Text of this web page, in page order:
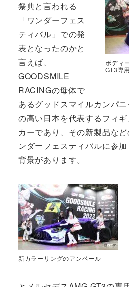
ボディ
GT3専
祭典と言われる
「ワンダーフェス
ティバル」での発
表となったのかと
言えば、
GOODSMILE
RACINGの母体で
あるグッドスマイルカンパ
の高い日本を代表するフィ
カーであり、その新製品な
ンダーフェスティバルに参
背景があります。
新カラーリングのアンベール